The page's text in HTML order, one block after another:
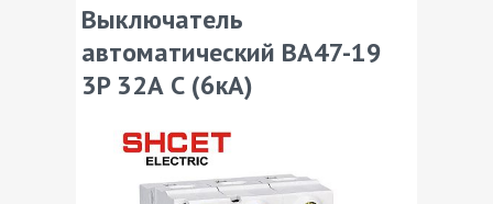
Выключатель
автоматический BA47-19
3P 32А С (6кА)